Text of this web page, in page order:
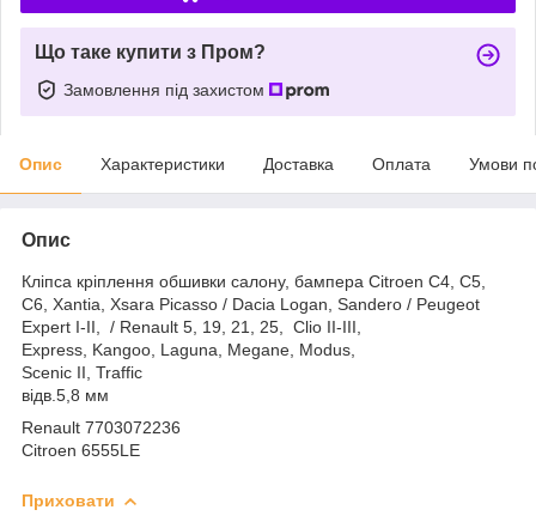
Що таке купити з Пром?
Замовлення під захистом
Опис Характеристики Доставка Оплата Умови
Опис
Кліпса кріплення обшивки салону, бампера Citroen С4, C5,
С6, Xantia, Xsara Picasso / Dacia Logan, Sandero / Peugeot
Expert I-II, / Renault 5, 19, 21, 25, Clio II-III,
Express, Kangoo, Laguna, Megane, Modus,
Scenic II, Traffic
відв.5,8 мм
Renault 7703072236
Citroen 6555LE
Приховати